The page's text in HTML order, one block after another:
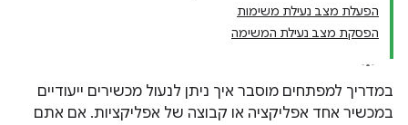
הפעלת מצב נעילת משימות
הפסקת מצב נעילת המשימה
במדריך למפתחים מוסבר איך ניתן לנעול מכשירים ייעודיים
במכשיר אחד אפליקציה או קבוצה של אפליקציות. אם אתם